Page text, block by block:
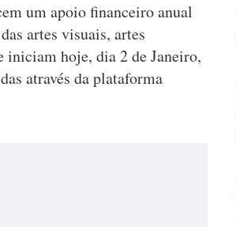
um apoio financeiro anual
artes visuais, artes
iniciam hoje, dia 2 de Janeiro,
através da plataforma